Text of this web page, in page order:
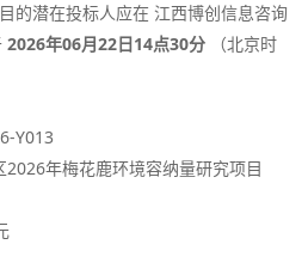
的潜在投标人应在 江西博创信息咨询
2026年06月22日14点30分 （北京时
Y013
2026年梅花鹿环境容纳量研究项目